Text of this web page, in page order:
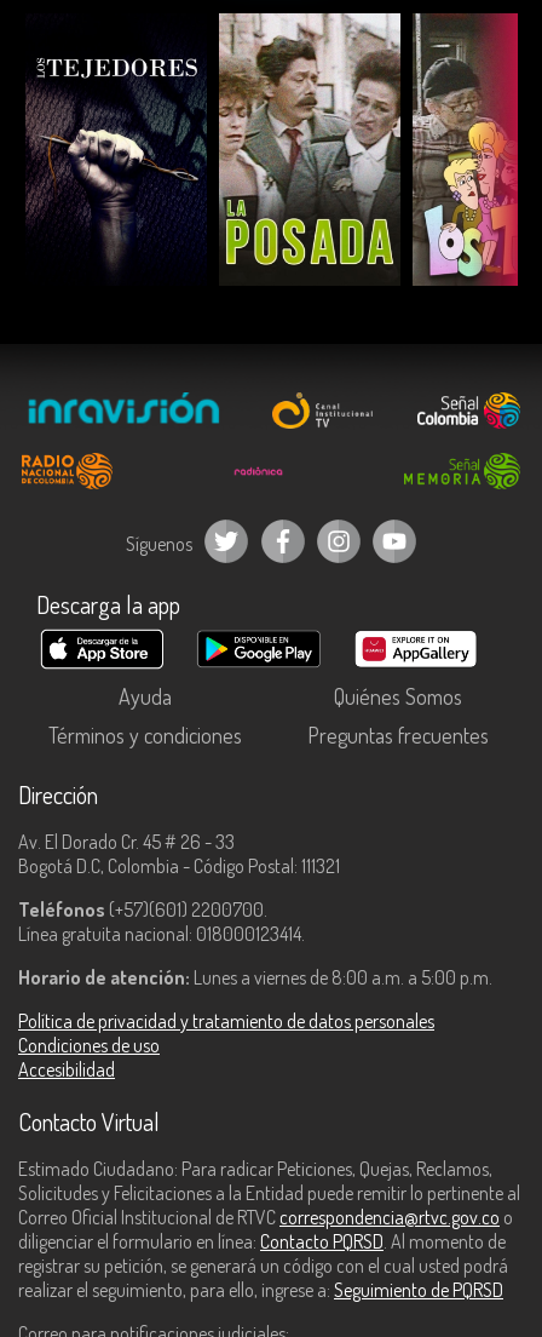
ESCUCHAR ESCUCHAR
Síguenos
Descarga la app
Ayuda
Quiénes Somos
Términos y condiciones
Preguntas frecuentes
Dirección
Av. El Dorado Cr. 45 # 26 - 33
Bogotá D.C, Colombia - Código Postal: 111321
Teléfonos (+57)(601) 2200700.
Línea gratuita nacional: 018000123414.
Horario de atención: Lunes a viernes de 8:00 a.m. a 5:00 p.m.
Política de privacidad y tratamiento de datos personales
Condiciones de uso
Accesibilidad
Contacto Virtual
Estimado Ciudadano: Para radicar Peticiones, Quejas, Reclamos,
Solicitudes y Felicitaciones a la Entidad puede remitir lo pertinente al
Correo Oficial Institucional de RTVC correspondencia@rtvc.gov.co o
diligenciar el formulario en línea: Contacto PQRSD. Al momento de
registrar su petición, se generará un código con el cual usted podrá
realizar el seguimiento, para ello, ingrese a: Seguimiento de PQRSD